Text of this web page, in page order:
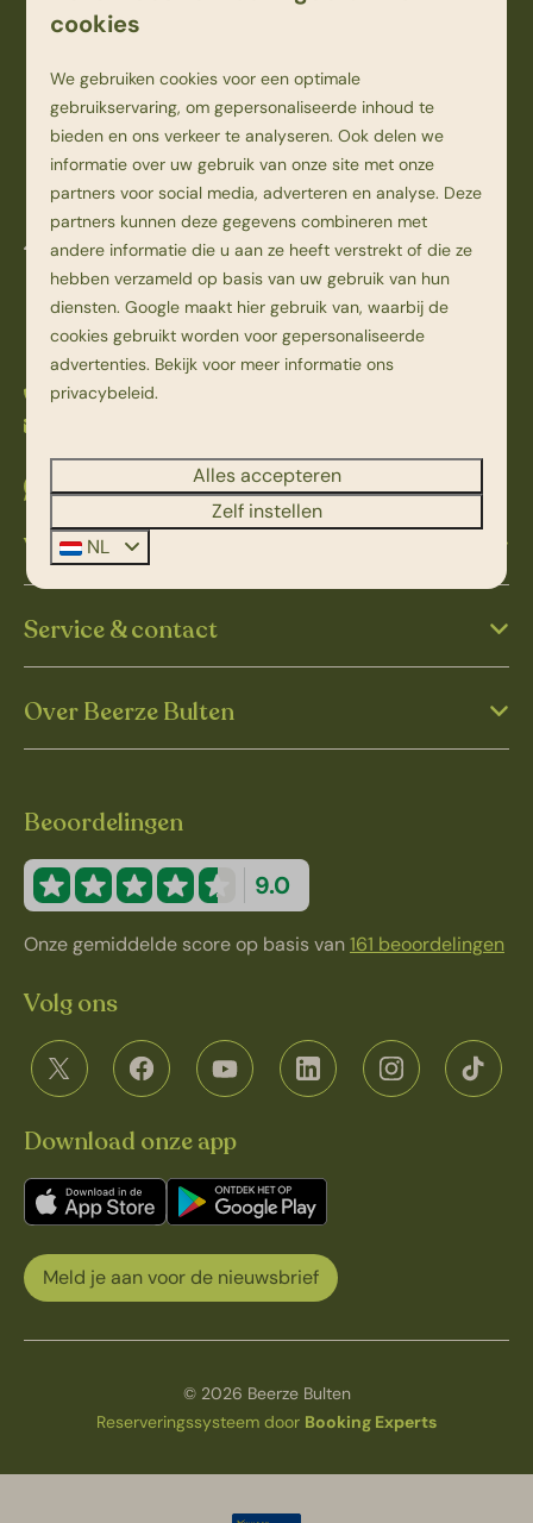
Kampweg 1
7736 PK Beerze
Overijssel
Nederland
0523 251 398
App met ons
Verblijfsinformatie
Service & contact
Over Beerze Bulten
Beoordelingen
9.0
Onze gemiddelde score op basis van161 beoordelingen
Volg ons
Download onze app
Meld je aan voor de nieuwsbrief
© 2026 Beerze Bulten
Reserveringssysteem door Booking Experts
cookies
We gebruiken cookies voor een optimale
gebruikservaring, om gepersonaliseerde inhoud te
bieden en ons verkeer te analyseren. Ook delen we
informatie over uw gebruik van onze site met onze
partners voor social media, adverteren en analyse. Deze
partners kunnen deze gegevens combineren met
andere informatie die u aan ze heeft verstrekt of die ze
hebben verzameld op basis van uw gebruik van hun
diensten.Google maakt hier gebruik van, waarbij de
cookies gebruikt worden voor gepersonaliseerde
advertenties. Bekijk voor meer informatie ons
privacybeleid.
Alles accepteren
Zelf instellen
NL